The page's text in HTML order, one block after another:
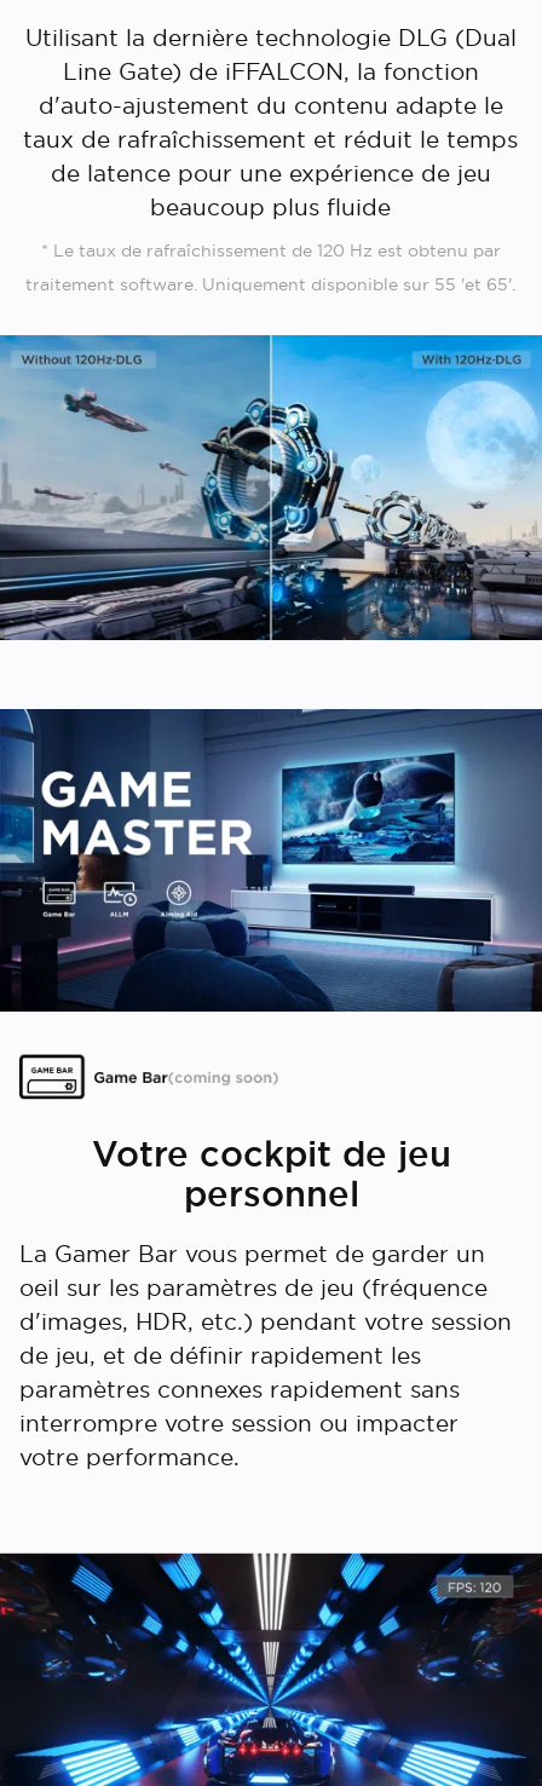
Utilisant la dernière technologie DLG (Dual
Line Gate) de iFFALCON, la fonction
d'auto-ajustement du contenu adapte le
taux de rafraîchissement et réduit le temps
de latence pour une expérience de jeu
beaucoup plus fluide
* Le taux de rafraîchissement de 120 Hz est obtenu par
traitement software. Uniquement disponible sur 55 'et 65'.
Votre cockpit de jeu
personnel
La Gamer Bar vous permet de garder un
oeil sur les paramètres de jeu (fréquence
d'images, HDR, etc.) pendant votre session
de jeu, et de définir rapidement les
paramètres connexes rapidement sans
interrompre votre session ou impacter
votre performance.